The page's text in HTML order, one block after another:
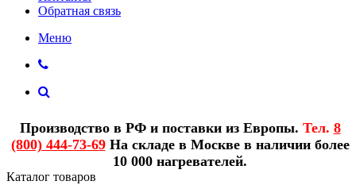
Обратная связь
Меню
Производство в РФ и поставки из Европы. Тел. 8
(800) 444-73-69На складе в Москве в наличии более
10 000 нагревателей.
Каталог товаров